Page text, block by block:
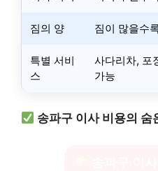
짐의 양 짐이 많을수
특별 서비
스
사다리차, 포
가능
송파구 이사 비용의 숨